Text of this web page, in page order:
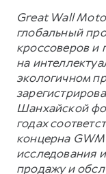
Great Wall
глобальный
кроссоверов и
на
экологичном
Шанхайской
годах
концерна
исследования
продажу и